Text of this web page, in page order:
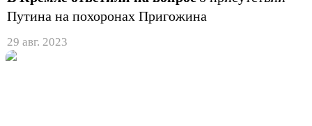
Путина на похоронах Пригожина
29 авг. 2023